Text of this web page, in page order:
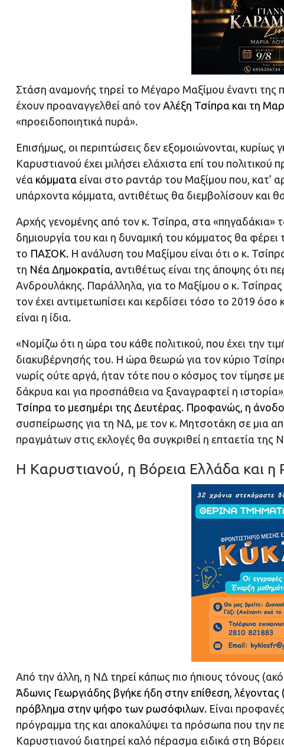
Στάση αναμονής τηρεί το Μέγαρο Μαξίμου έναντι
έχουν προαναγγελθεί από τον Αλέξη Τσίπρα και τη
«προειδοποιητικά πυρά».
Επισήμως, οι περιπτώσεις δεν εξομοιώνονται, κυρίως
Καρυστιανού έχει μιλήσει ελάχιστα επί του
νέα κόμματα είναι στο ραντάρ του Μαξίμου που, κατ’
υπάρχοντα κόμματα, αντιθέτως θα διεμβολίσουν και
Αρχής γενομένης από τον κ. Τσίπρα, στα «πηγαδάκια»
δημιουργία του και η δυναμική του κόμματος θα
το ΠΑΣΟΚ. Η ανάλυση του Μαξίμου είναι ότι ο κ.
τη Νέα Δημοκρατία, αντιθέτως είναι της άποψης ότι
Ανδρουλάκης. Παράλληλα, για το Μαξίμου ο κ.
τον έχει αντιμετωπίσει και κερδίσει τόσο το 2019
είναι η ίδια.
«Νομίζω ότι η ώρα του κάθε πολιτικού, που έχει την
διακυβέρνησής του. Η ώρα θεωρώ για τον κύριο
νωρίς ούτε αργά, ήταν τότε που ο κόσμος τον τίμησε
δάκρυα και για προσπάθεια να ξαναγραφτεί η ιστορία»
Τσίπρα το μεσημέρι της Δευτέρας. Προφανώς, η
συσπείρωσης για τη ΝΔ, με τον κ. Μητσοτάκη σε μια
πραγμάτων στις εκλογές θα συγκριθεί η επταετία
Η Καρυστιανού, η Βόρεια Ελλάδα και η
Από την άλλη, η ΝΔ τηρεί κάπως πιο ήπιους τόνους
Άδωνις Γεωργιάδης βγήκε ήδη στην επίθεση,
πρόβλημα στην ψήφο των ρωσόφιλων. Είναι
πρόγραμμα της και αποκαλύψει τα πρόσωπα που την
Καρυστιανού διατηρεί καλό πέρασμα ειδικά στη